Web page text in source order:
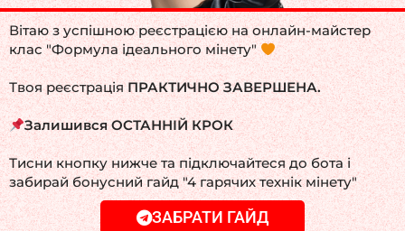
Вітаю з успішною реєстрацією на онлайн-майстер
клас "Формула ідеального мінету"
Твоя реєстраціяПРАКТИЧНО ЗАВЕРШЕНА.
Залишився ОСТАННІЙ КРОК
Тисни кнопку нижче та підключайтеся до бота і
забирай бонусний гайд "4 гарячих технік мінету"
ЗАБРАТИ ГАЙД